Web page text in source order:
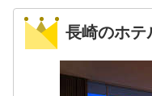
長崎のホテ